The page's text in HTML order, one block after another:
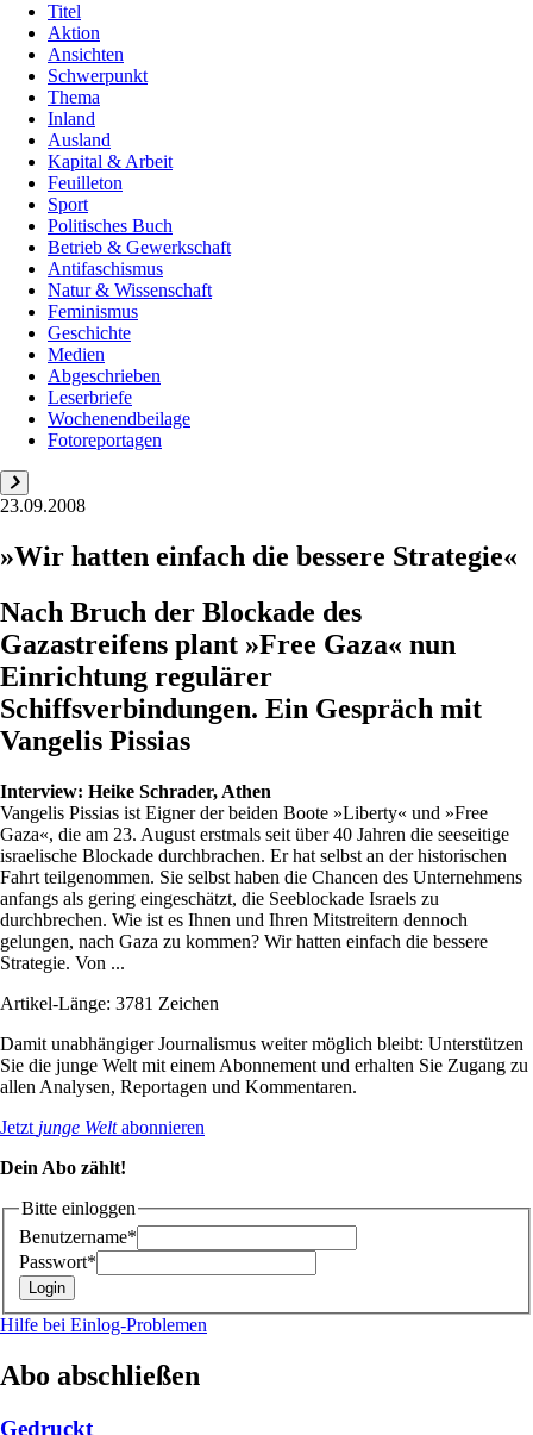
Titel
Aktion
Ansichten
Schwerpunkt
Thema
Inland
Ausland
Kapital & Arbeit
Feuilleton
Sport
Politisches Buch
Betrieb & Gewerkschaft
Antifaschismus
Natur & Wissenschaft
Feminismus
Geschichte
Medien
Abgeschrieben
Leserbriefe
Wochenendbeilage
Fotoreportagen
23.09.2008
»Wir hatten einfach die bessere Strategie«
Nach Bruch der Blockade des
Gazastreifens plant »Free Gaza« nun
Einrichtung regulärer
Schiffsverbindungen. Ein Gespräch mit
Vangelis Pissias
Interview: Heike Schrader, Athen
Vangelis Pissias ist Eigner der beiden Boote »Liberty« und »Free
Gaza«, die am 23. August erstmals seit über 40 Jahren die seeseitige
israelische Blockade durchbrachen. Er hat selbst an der historischen
Fahrt teilgenommen. Sie selbst haben die Chancen des Unternehmens
anfangs als gering eingeschätzt, die Seeblockade Israels zu
durchbrechen. Wie ist es Ihnen und Ihren Mitstreitern dennoch
gelungen, nach Gaza zu kommen? Wir hatten einfach die bessere
Strategie. Von ...
Artikel-Länge: 3781 Zeichen
Damit unabhängiger Journalismus weiter möglich bleibt: Unterstützen
Sie die junge Welt mit einem Abonnement und erhalten Sie Zugang zu
allen Analysen, Reportagen und Kommentaren.
Jetzt junge Weltabonnieren
Dein Abo zählt!
Bitte einloggen
Benutzername*
Passwort*
Hilfe bei Einlog-Problemen
Abo abschließen
Gedruckt